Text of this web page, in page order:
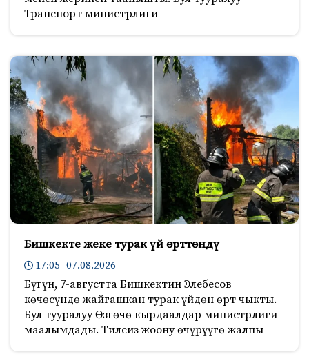
Транспорт министрлиги
Бишкекте жеке турак үй өрттөндү
17:05 07.08.2026
Бүгүн, 7-августта Бишкектин Элебесов
көчөсүндө жайгашкан турак үйдөн өрт чыкты.
Бул тууралуу Өзгөчө кырдаалдар министрлиги
маалымдады. Тилсиз жоону өчүрүүгө жалпы